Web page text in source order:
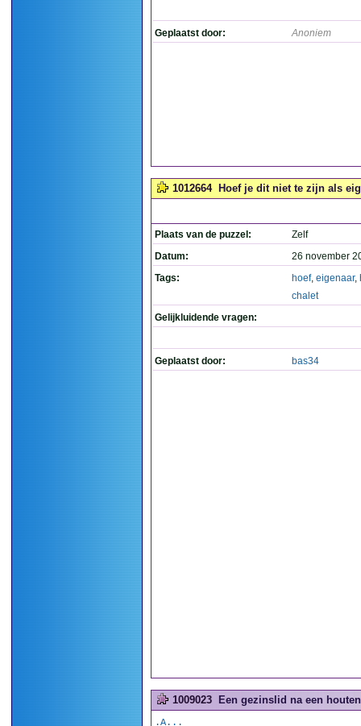
Geplaatst door: Anoniem
1012664 Hoef je dit niet te zijn als
Plaats van de puzzel:
Zelf
Datum:
26 november
Tags:
hoef, eigenaar,
chalet
Gelijkluidende vragen:
Geplaatst door: bas34
1009023 Een gezinslid na een
.A...